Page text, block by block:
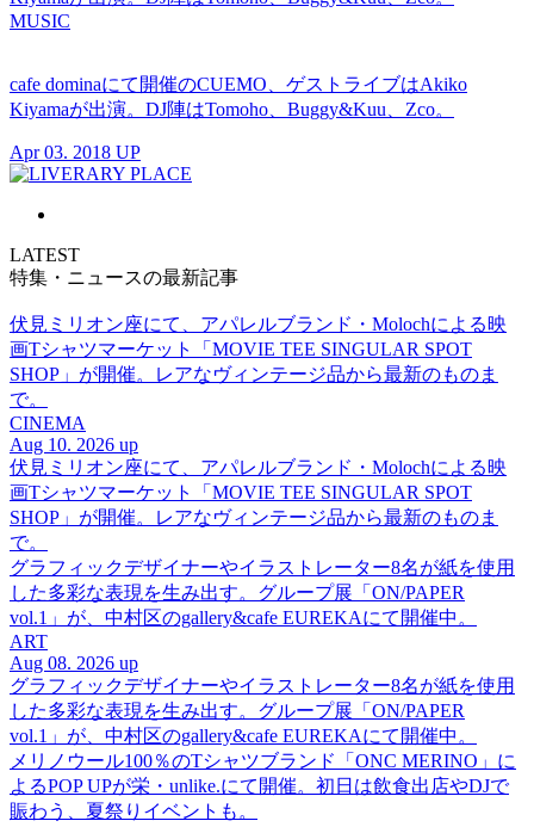
MUSIC
cafe dominaにて開催のCUEMO、ゲストライブはAkiko
Kiyamaが出演。DJ陣はTomoho、Buggy&Kuu、Zco。
Apr 03. 2018 UP
LATEST
特集・ニュースの最新記事
伏見ミリオン座にて、アパレルブランド・Molochによる映
画Tシャツマーケット「MOVIE TEE SINGULAR SPOT
SHOP」が開催。レアなヴィンテージ品から最新のものま
で。
CINEMA
Aug 10. 2026 up
伏見ミリオン座にて、アパレルブランド・Molochによる映
画Tシャツマーケット「MOVIE TEE SINGULAR SPOT
SHOP」が開催。レアなヴィンテージ品から最新のものま
で。
グラフィックデザイナーやイラストレーター8名が紙を使用
した多彩な表現を生み出す。グループ展「ON/PAPER
vol.1」が、中村区のgallery&cafe EUREKAにて開催中。
ART
Aug 08. 2026 up
グラフィックデザイナーやイラストレーター8名が紙を使用
した多彩な表現を生み出す。グループ展「ON/PAPER
vol.1」が、中村区のgallery&cafe EUREKAにて開催中。
メリノウール100％のTシャツブランド「ONC MERINO」に
よるPOP UPが栄・unlike.にて開催。初日は飲食出店やDJで
賑わう、夏祭りイベントも。